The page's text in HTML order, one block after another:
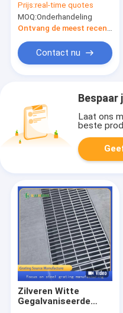
Metaalstaal
Dekkingsplaat voor
Afvoerkanaalgang
Prijs:real-time quotes
MOQ:Onderhandeling
Ontvang de meest recente Prijs
Contact nu
Bespaar
Laat ons
beste
Zilveren Witte
Gegalvaniseerde